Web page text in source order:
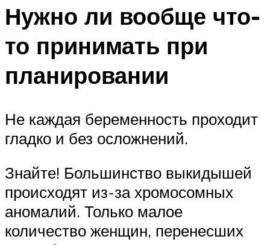
Нужно ли вообще что-
то принимать при
планировании
Не каждая беременность проходит
гладко и без осложнений.
Знайте! Большинство выкидышей
происходят из-за хромосомных
аномалий. Только малое
количество женщин, перенесших